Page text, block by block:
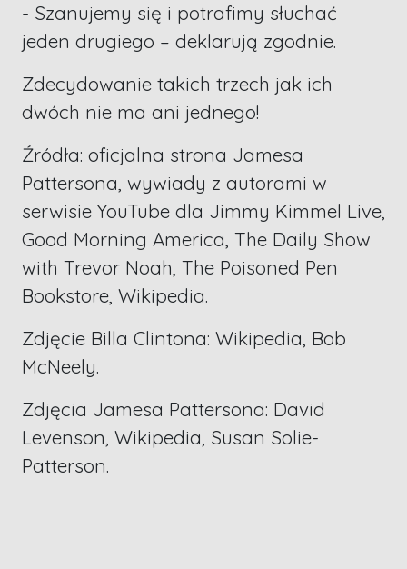
- Szanujemy się i potrafimy słuchać
jeden drugiego – deklarują zgodnie.
Zdecydowanie takich trzech jak ich
dwóch nie ma ani jednego!
Źródła: oficjalna strona Jamesa
Pattersona, wywiady z autorami w
serwisie YouTube dla Jimmy Kimmel Live,
Good Morning America, The Daily Show
with Trevor Noah, The Poisoned Pen
Bookstore, Wikipedia.
Zdjęcie Billa Clintona: Wikipedia, Bob
McNeely.
Zdjęcia Jamesa Pattersona: David
Levenson, Wikipedia, Susan Solie-
Patterson.